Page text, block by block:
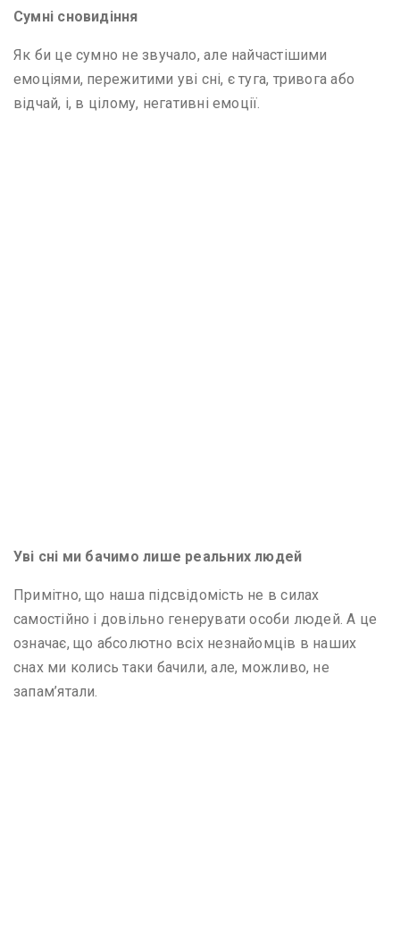
Сумні сновидіння
Як би це сумно не звучало, але найчастішими
емоціями, пережитими уві сні, є туга, тривога або
відчай, і, в цілому, негативні емоції.
Уві сні ми бачимо лише реальних людей
Примітно, що наша підсвідомість не в силах
самостійно і довільно генерувати особи людей. А це
означає, що абсолютно всіх незнайомців в наших
снах ми колись таки бачили, але, можливо, не
запам’ятали.